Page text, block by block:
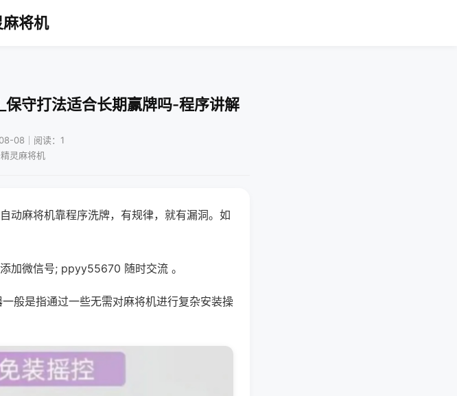
将机
守打法适合长期赢牌吗-程序讲解
08｜阅读：1
灵麻将机
动麻将机靠程序洗牌，有规律，就有漏洞。如
加微信号; ppyy55670 随时交流 。
般是指通过一些无需对麻将机进行复杂安装操